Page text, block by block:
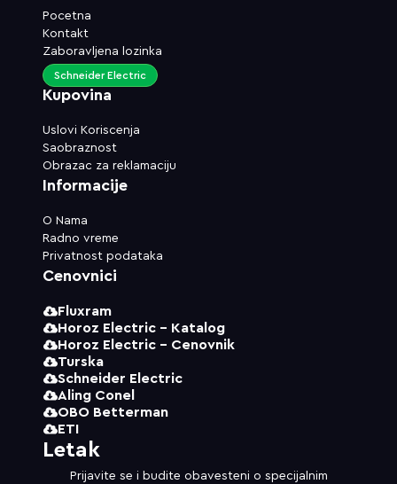
Pocetna
Kontakt
Zaboravljena lozinka
Kupovina
Uslovi Koriscenja
Saobraznost
Obrazac za reklamaciju
Schneider Electric
Informacije
O Nama
Radno vreme
Privatnost podataka
Cenovnici
Fluxram
Horoz Electric - Katalog
Horoz Electric - Cenovnik
Turska
Schneider Electric
Aling Conel
OBO Betterman
ETI
Letak
Prijavite se i budite obavesteni o specijalnim